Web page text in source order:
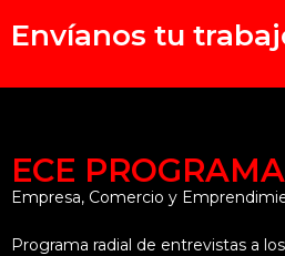
Envíanos tu
ECE PROGRAMA
Empresa, Comercio y
Programa radial de entrevistas a